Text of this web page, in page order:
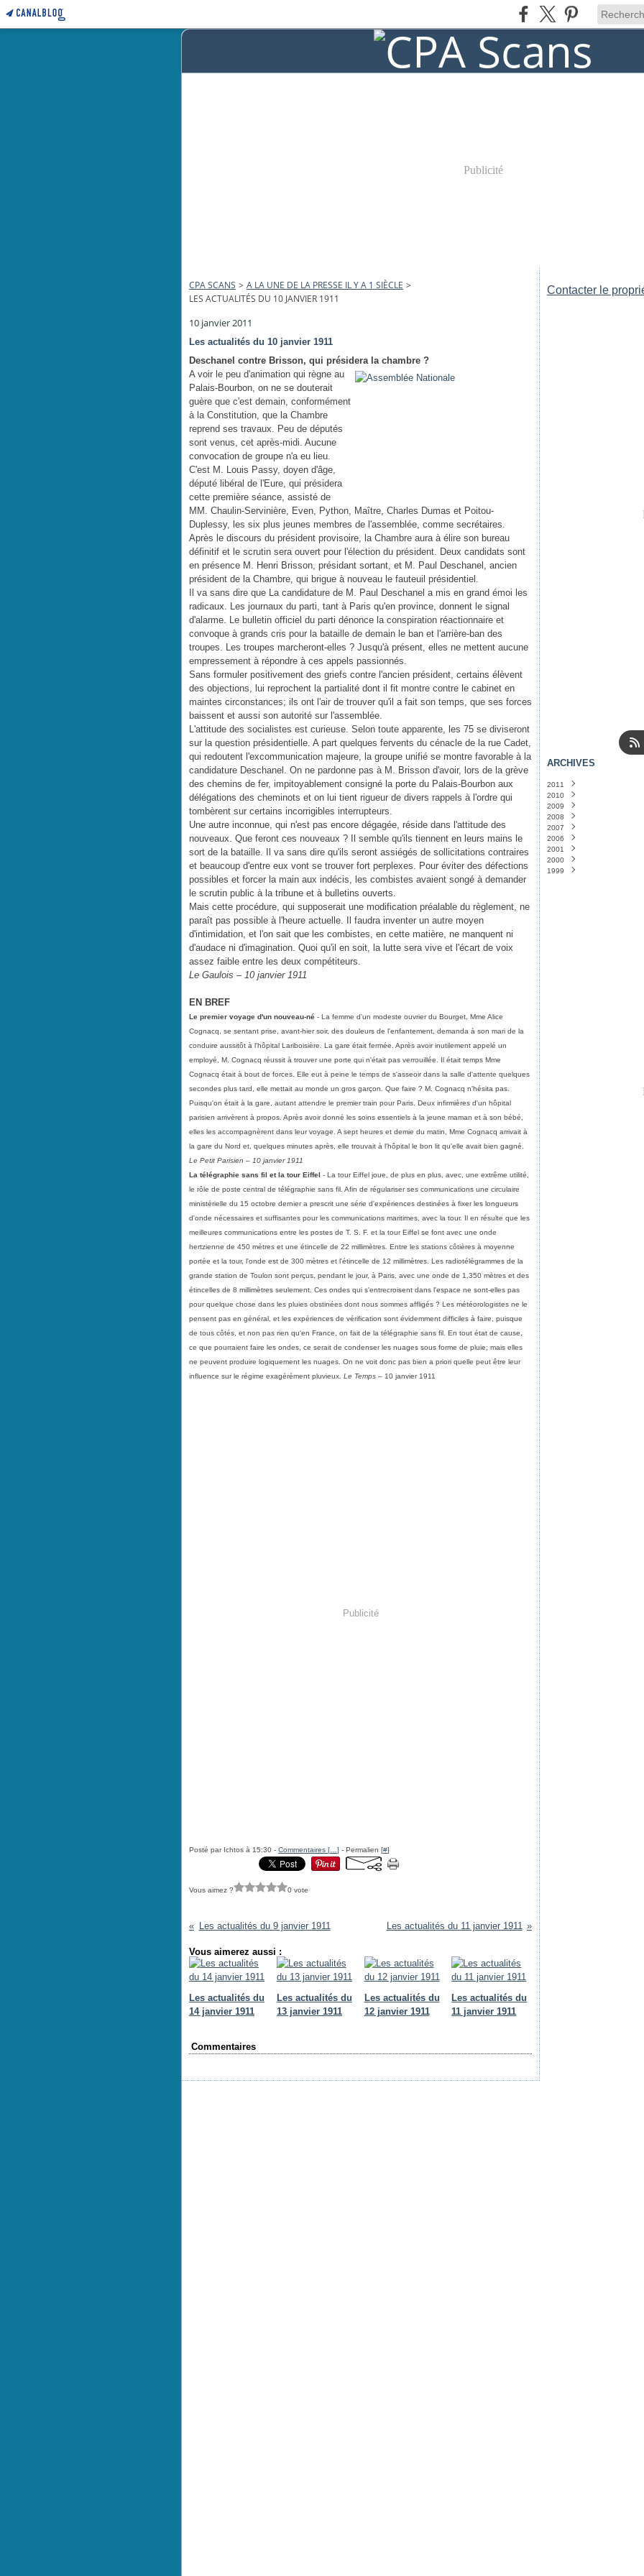
Publicité
CPA SCANS > A LA UNE DE LA PRESSE IL Y A 1 SIÈCLE >
LES ACTUALITÉS DU 10 JANVIER 1911
10 janvier 2011
Les actualités du 10 janvier 1911
Deschanel contre Brisson, qui présidera la chambre ?
A voir le peu d'animation qui règne au
Palais-Bourbon, on ne se douterait
guère que c'est demain, conformément
à la Constitution, que la Chambre
reprend ses travaux. Peu de députés
sont venus, cet après-midi. Aucune
convocation de groupe n'a eu lieu.
C'est M. Louis Passy, doyen d'âge,
député libéral de l'Eure, qui présidera
cette première séance, assisté de
MM. Chaulin-Servinière, Even, Python, Maître, Charles Dumas et Poitou-
Duplessy, les six plus jeunes membres de l'assemblée, comme secrétaires.
Après le discours du président provisoire, la Chambre aura à élire son bureau
définitif et le scrutin sera ouvert pour l'élection du président. Deux candidats sont
en présence M. Henri Brisson, présidant sortant, et M. Paul Deschanel, ancien
président de la Chambre, qui brigue à nouveau le fauteuil présidentiel.
Il va sans dire que La candidature de M. Paul Deschanel a mis en grand émoi les
radicaux. Les journaux du parti, tant à Paris qu'en province, donnent le signal
d'alarme. Le bulletin officiel du parti dénonce la conspiration réactionnaire et
convoque à grands cris pour la bataille de demain le ban et l'arrière-ban des
troupes. Les troupes marcheront-elles ? Jusqu'à présent, elles ne mettent aucune
empressement à répondre à ces appels passionnés.
Sans formuler positivement des griefs contre l'ancien président, certains élèvent
des objections, lui reprochent la partialité dont il fit montre contre le cabinet en
maintes circonstances; ils ont l'air de trouver qu'il a fait son temps, que ses forces
baissent et aussi son autorité sur l'assemblée.
L'attitude des socialistes est curieuse. Selon toute apparente, les 75 se diviseront
sur la question présidentielle. A part quelques fervents du cénacle de la rue Cadet,
qui redoutent l'excommunication majeure, la groupe unifié se montre favorable à la
candidature Deschanel. On ne pardonne pas à M. Brisson d'avoir, lors de la grève
des chemins de fer, impitoyablement consigné la porte du Palais-Bourbon aux
délégations des cheminots et on lui tient rigueur de divers rappels à l'ordre qui
tombèrent sur certains incorrigibles interrupteurs.
Une autre inconnue, qui n'est pas encore dégagée, réside dans l'attitude des
nouveaux. Que feront ces nouveaux ? Il semble qu'ils tiennent en leurs mains le
sort de la bataille. Il va sans dire qu'ils seront assiégés de sollicitations contraires
et beaucoup d'entre eux vont se trouver fort perplexes. Pour éviter des défections
possibles et forcer la main aux indécis, les combistes avaient songé à demander
le scrutin public à la tribune et à bulletins ouverts.
Mais cette procédure, qui supposerait une modification préalable du règlement, ne
paraît pas possible à l'heure actuelle. Il faudra inventer un autre moyen
d'intimidation, et l'on sait que les combistes, en cette matière, ne manquent ni
d'audace ni d'imagination. Quoi qu'il en soit, la lutte sera vive et l'écart de voix
assez faible entre les deux compétiteurs.
Le Gaulois – 10 janvier 1911
EN BREF
Le premier voyage d'un nouveau-né - La femme d'un modeste ouvrier du Bourget, Mme Alice
Cognacq, se sentant prise, avant-hier soir, des douleurs de l'enfantement, demanda à son mari de la
conduire aussitôt à l'hôpital Lariboisière. La gare était fermée. Après avoir inutilement appelé un
employé, M. Cognacq réussit à trouver une porte qui n'était pas verrouillée. Il était temps Mme
Cognacq était à bout de forces. Elle eut à peine le temps de s'asseoir dans la salle d'attente quelques
secondes plus tard, elle mettait au monde un gros garçon. Que faire ? M. Cognacq n'hésita pas.
Puisqu'on était à la gare, autant attendre le premier train pour Paris. Deux infirmières d'un hôpital
parisien arrivèrent à propos. Après avoir donné les soins essentiels à la jeune maman et à son bébé,
elles les accompagnèrent dans leur voyage. A sept heures et demie du matin, Mme Cognacq arrivait à
la gare du Nord et, quelques minutes après, elle trouvait à l'hôpital le bon lit qu'elle avait bien gagné.
Le Petit Parisien – 10 janvier 1911
La télégraphie sans fil et la tour Eiffel - La tour Eiffel joue, de plus en plus, avec, une extrême utilité,
le rôle de poste central de télégraphie sans fil. Afin de régulariser ses communications une circulaire
ministérielle du 15 octobre dernier a prescrit une série d'expériences destinées à fixer les longueurs
d'onde nécessaires et suffisantes pour les communications maritimes, avec la tour. Il en résulte que les
meilleures communications entre les postes de T. S. F. et la tour Eiffel se font avec une onde
hertzienne de 450 mètres et une étincelle de 22 millimètres. Entre les stations côtières à moyenne
portée et la tour, l'onde est de 300 mètres et l'étincelle de 12 millimètres. Les radiotélégrammes de la
grande station de Toulon sont perçus, pendant le jour, à Paris, avec une onde de 1,350 mètres et des
étincelles de 8 millimètres seulement. Ces ondes qui s'entrecroisent dans l'espace ne sont-elles pas
pour quelque chose dans les pluies obstinées dont nous sommes affligés ? Les météorologistes ne le
pensent pas en général, et les expériences de vérification sont évidemment difficiles à faire, puisque
de tous côtés, et non pas rien qu'en France, on fait de la télégraphie sans fil. En tout état de cause,
ce que pourraient faire les ondes, ce serait de condenser les nuages sous forme de pluie; mais elles
ne peuvent produire logiquement les nuages. On ne voit donc pas bien a priori quelle peut être leur
influence sur le régime exagérément pluvieux. Le Temps – 10 janvier 1911
Publicité
Posté par Ichtos à 15:30 - Commentaires [ ] - Permalien [#]
Vous aimez ? 0 vote
Les actualités du 9 janvier 1911 Les actualités du 11 janvier 1911
Vous aimerez aussi :
Les actualités du
14 janvier 1911
Les actualités du
13 janvier 1911
Les actualités du
12 janvier 1911
Les actualités du
11 janvier 1911
Commentaires
Contacter le
ARCHIVES
2011
Janvier
2010
Décembre
Novembre
Octobre
Septembre
Août
Juillet
Juin
2009
Décembre
Novembre
Octobre
Septembre
Août
Juillet
2008
Décembre
Novembre
Octobre
Septembre
Août
2007
Décembre
Mai(1)
Mars
2006
Avril
2001
Septembre
Janvier
2000
Novembre
1999